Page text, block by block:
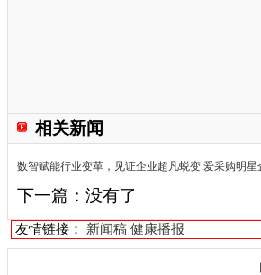
相关新闻
数智赋能行业变革，见证企业超凡蜕变 爱采购明
下一篇：没有了
友情链接： 新闻稿 健康播报